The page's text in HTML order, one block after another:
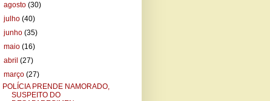
agosto(30)
julho(40)
junho(35)
maio(16)
abril(27)
março(27)
POLÍCIA PRENDE NAMORADO,
SUSPEITO DO